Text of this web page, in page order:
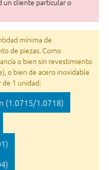
mínima de
de piezas. Como
o bien sin revestimiento
o bien de acero inoxidable
de 1 unidad:
(1.0715/1.0718)